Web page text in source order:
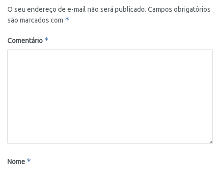
O seu endereço de e-mail não será publicado. Campos obrigatórios
são marcados com *
Comentário *
Nome *